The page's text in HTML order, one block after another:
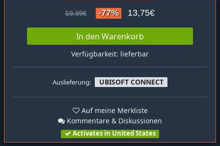
59,99€ -77% 13,75€
In den Warenkorb
Verfügbarkeit: lieferbar
Auslieferung: UBISOFT CONNECT
Auf meine Merkliste
Kommentare & Diskussionen
Activates in United States